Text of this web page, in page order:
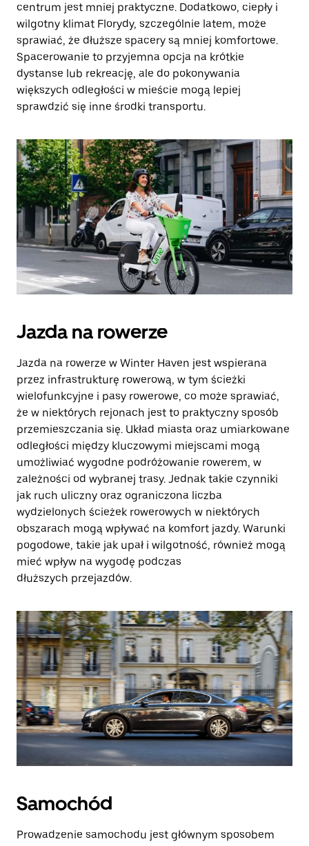
centrum jest mniej praktyczne. Dodatkowo, ciepły i
wilgotny klimat Florydy, szczególnie latem, może
sprawiać, że dłuższe spacery są mniej komfortowe.
Spacerowanie to przyjemna opcja na krótkie
dystanse lub rekreację, ale do pokonywania
większych odległości w mieście mogą lepiej
sprawdzić się inne środki transportu.
Jazda na rowerze
Jazda na rowerze w Winter Haven jest wspierana
przez infrastrukturę rowerową, w tym ścieżki
wielofunkcyjne i pasy rowerowe, co może sprawiać,
że w niektórych rejonach jest to praktyczny sposób
przemieszczania się. Układ miasta oraz umiarkowane
odległości między kluczowymi miejscami mogą
umożliwiać wygodne podróżowanie rowerem, w
zależności od wybranej trasy. Jednak takie czynniki
jak ruch uliczny oraz ograniczona liczba
wydzielonych ścieżek rowerowych w niektórych
obszarach mogą wpływać na komfort jazdy. Warunki
pogodowe, takie jak upał i wilgotność, również mogą
mieć wpływ na wygodę podczas
dłuższych przejazdów.
Samochód
Prowadzenie samochodu jest głównym sposobem